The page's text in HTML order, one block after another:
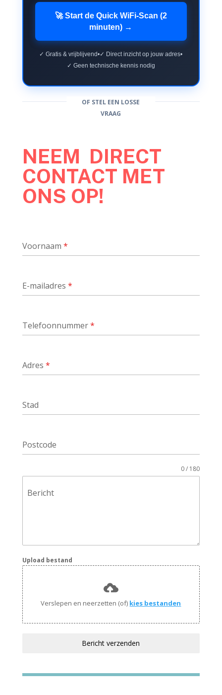
🚀 Start de Quick WiFi-Scan (2
minuten) →
✓ Gratis & vrijblijvend•✓ Direct inzicht op jouw adres•
✓ Geen technische kennis nodig
OF STEL EEN LOSSE
VRAAG
NEEM DIRECT
CONTACT MET
ONS OP!
Voornaam *
E-mailadres *
Telefoonnummer*
Adres *
Stad
Postcode
Bericht
0 / 180
Upload bestand
Verslepen en neerzetten (of) kies bestanden
Bericht verzenden